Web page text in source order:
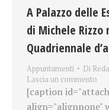
A Palazzo delle
di Michele Rizzo
Quadriennale
Appuntamenti Di
Lascia un commento
[caption
align="alignnone"